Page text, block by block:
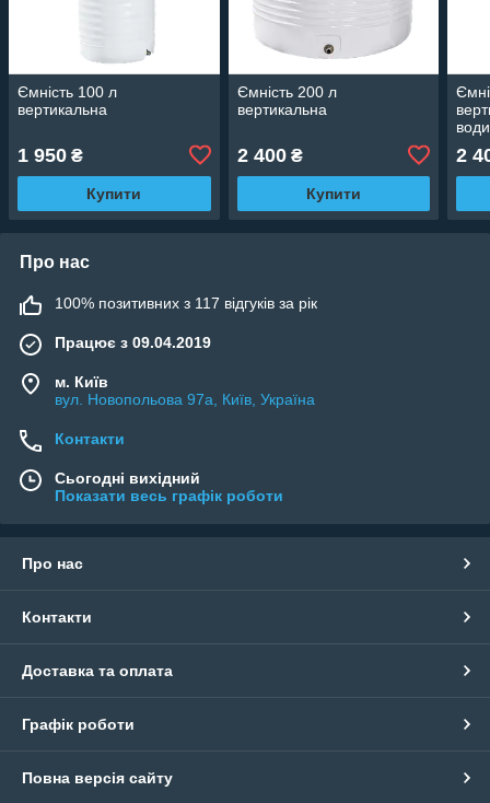
Ємність 100 л
вертикальна
1 950 ₴
Купити
Ємність 200 л
вертикальна
2 400₴
Купити
2
Про нас
100% позитивних з 117 відгуків за рік
Працює з 09.04.2019
м. Київ
вул. Новопольова 97а, Київ, Україна
Контакти
Сьогодні вихідний
Показати весь графік роботи
Про нас
Контакти
Доставка та оплата
Графік роботи
Повна версія сайту